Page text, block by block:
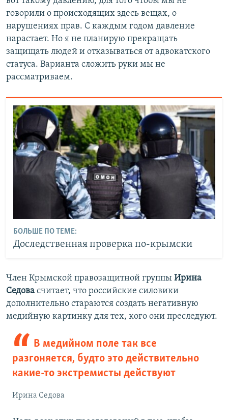
говорили о происходящих здесь вещах, о
нарушениях прав. С каждым годом давление
нарастает. Но я не планирую прекращать
защищать людей и отказываться от адвокатского
статуса. Варианта сложить руки мы не
рассматриваем.
БОЛЬШЕ ПО ТЕМЕ:
Доследственная проверка по-крымски
Член Крымской правозащитной группы Ирина
Седова считает, что российские силовики
дополнительно стараются создать негативную
медийную картинку для тех, кого они преследуют.
В медийном поле так все
разгоняется, будто это действительно
какие-то экстремисты действуют
Ирина Седова